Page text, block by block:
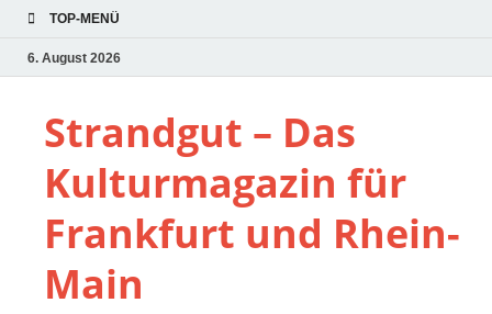
TOP-MENÜ
6. August 2026
Strandgut – Das
Kulturmagazin für
Frankfurt und Rhein-
Main